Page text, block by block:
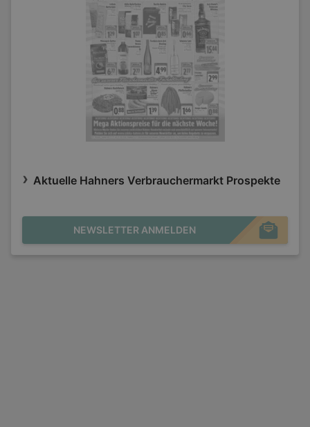
Aktuelle Hahners Verbrauchermarkt Prospekte
NEWSLETTER ANMELDEN